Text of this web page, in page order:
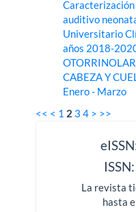
auditivo
Universitario
años 2018-
CABEZA Y
Enero - Marzo
<< < 1 2 3 4 > >>
La revista
hasta